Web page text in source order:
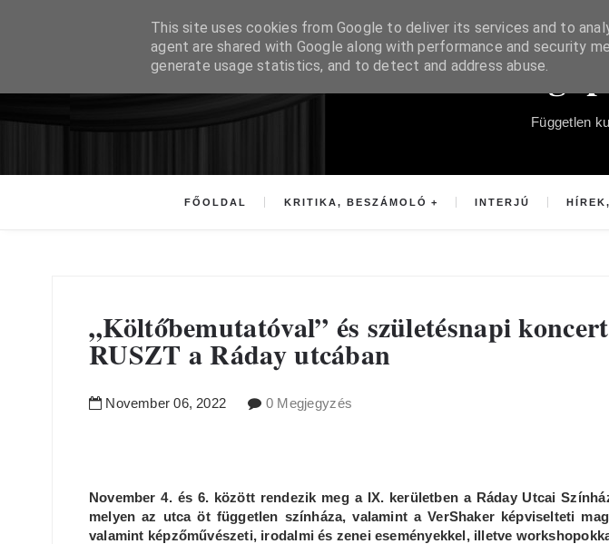
Független
FŐOLDAL KRITIKA, BESZÁMOLÓ INTERJÚ
„Költőbemutatóval” és születésnapi
RUSZT a Ráday utcában
November 06, 2022 0 Megjegyzés
November 4. és 6. között rendezik meg a IX. kerületben a Ráday Utcai
melyen az utca öt független színháza, valamint a VerShaker képviselteti
valamint képzőművészeti, irodalmi és zenei eseményekkel, illetve
This site uses cookies from Google to deliver its services and to
agent are shared with Google along with performance and security
generate usage statistics, and to detect and address abuse.